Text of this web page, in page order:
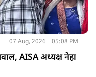
07 Aug, 2026 05:08 PM
AISA अध्यक्ष नेहा